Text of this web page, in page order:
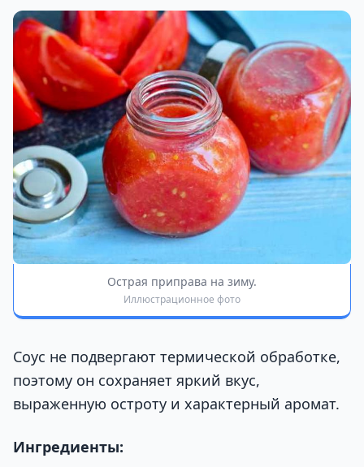
Острая приправа на зиму.
Иллюстрационное фото
Соус не подвергают термической обработке,
поэтому он сохраняет яркий вкус,
выраженную остроту и характерный аромат.
Ингредиенты: